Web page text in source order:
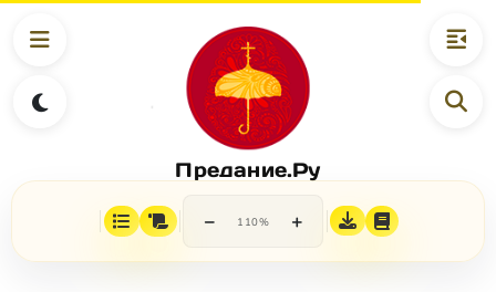
Предание.Ру
− 110% +